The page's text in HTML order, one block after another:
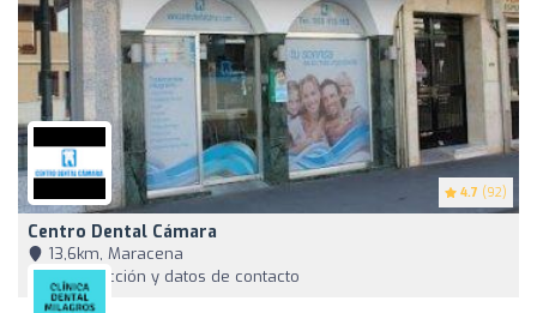
4.7 (92)
Centro Dental Cámara
13,6km, Maracena
Ver dirección y datos de contacto